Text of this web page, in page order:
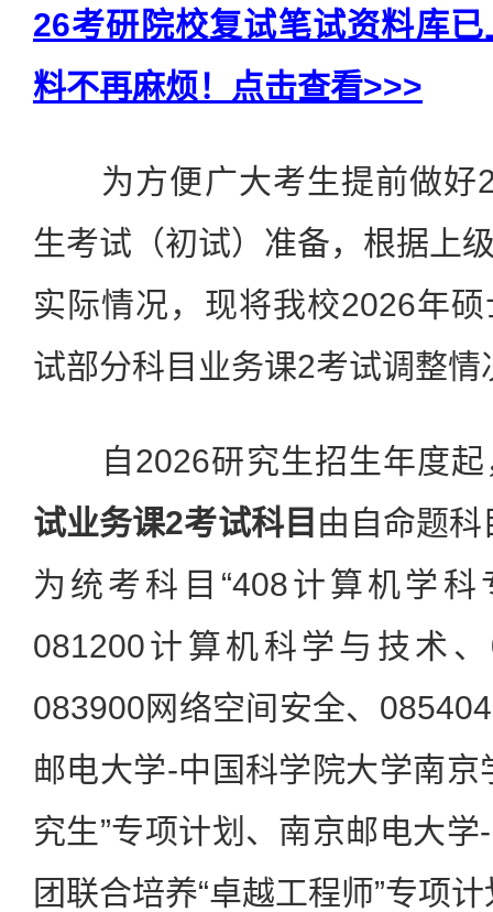
26考研院校复试笔试资料库
料不再麻烦！点击查看>>>
为方便广大考生提前做好
生考试（初试）准备，根据上
实际情况，现将我校2026年
试部分科目业务课2考试调整情
自2026研究生招生年度起
试业务课2考试科目 由自命题科
为统考科目“408计算机学
081200计算机科学与技术
083900网络空间安全、
邮电大学-中国科学院大学南京
究生”专项计划、南京邮电大
团联合培养“卓越工程师”专项